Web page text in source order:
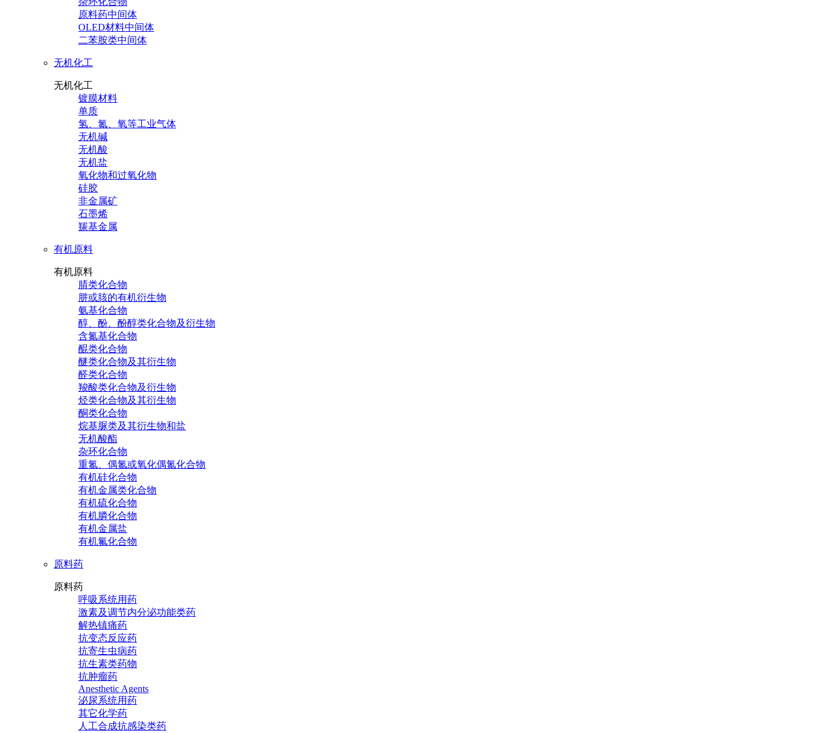
原料药中间体
OLED材料中间体
二苯胺类中间体
无机化工
无机化工
镀膜材料
单质
氢、氮、氧等工业气体
无机碱
无机酸
无机盐
氧化物和过氧化物
硅胶
非金属矿
石墨烯
羰基金属
有机原料
有机原料
腈类化合物
肼或胲的有机衍生物
氨基化合物
醇、酚、酚醇类化合物及衍生物
含氮基化合物
醌类化合物
醚类化合物及其衍生物
醛类化合物
羧酸类化合物及衍生物
烃类化合物及其衍生物
酮类化合物
烷基脲类及其衍生物和盐
无机酸酯
杂环化合物
重氮、偶氮或氧化偶氮化合物
有机硅化合物
有机金属类化合物
有机硫化合物
有机膦化合物
有机金属盐
有机氟化合物
原料药
原料药
呼吸系统用药
激素及调节内分泌功能类药
解热镇痛药
抗变态反应药
抗寄生虫病药
抗生素类药物
抗肿瘤药
Anesthetic Agents
泌尿系统用药
其它化学药
人工合成抗感染类药